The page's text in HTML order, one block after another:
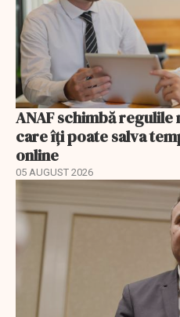
ANAF schimbă
care îți poate salva
online
05 AUGUST 2026